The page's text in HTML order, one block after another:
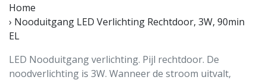
Home
› Nooduitgang LED Verlichting Rechtdoor, 3W, 90min
EL
LED Nooduitgang verlichting. Pijl rechtdoor. De
noodverlichting is 3W. Wanneer de stroom uitvalt,